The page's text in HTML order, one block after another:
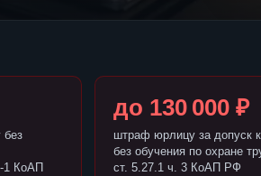
без
1 КоАП
до 130 000 ₽
штраф юрлицу за допуск
без обучения по охране
ст. 5.27.1 ч. 3 КоАП РФ